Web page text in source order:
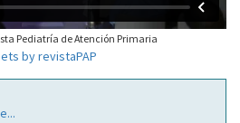
Pediatría de Atención Primaria
by revistaPAP